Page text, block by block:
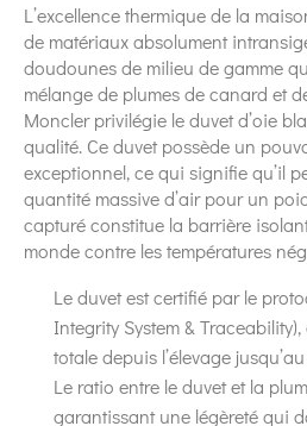
L’excellence thermique de la
de matériaux absolument
doudounes de milieu de gamme
mélange de plumes de canard et
Moncler privilégie le duvet d’oie
qualité. Ce duvet possède un
exceptionnel, ce qui signifie qu’il
quantité massive d’air pour un
capturé constitue la barrière
monde contre les températures
Le duvet est certifié par le
Integrity System &
totale depuis l’élevage
Le ratio entre le duvet et la
garantissant une légèreté qui